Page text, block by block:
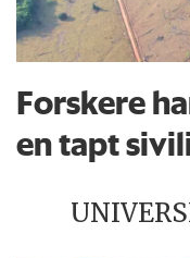
Forskere
en tapt